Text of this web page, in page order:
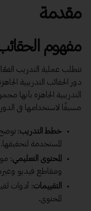
مقدمة
مفهوم الحقائب
تتطلب عملية التدريب
دور الحقائب التدريبية
التدريبية الجاهزة بأنها
مسبقًا لاستخدامها في
خطط التدريب: توضح
المستخدمة لتحقيقها.
المحتوى التعليمي:
ومقاطع فيديو
التقييمات: أدوات
المحتوى.